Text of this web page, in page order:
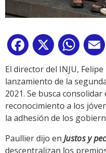
Facebook
X
El director del INJU,
lanzamiento de la
2021. Se busca
reconocimiento a los
la adhesión de los
Paullier dijo en Justos y
descentralizan los